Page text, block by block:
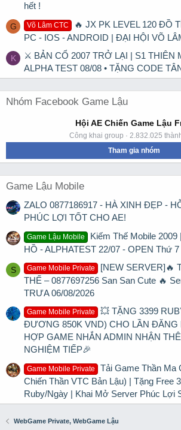
hết !
G Võ Lâm CTC
🔥 JX PK LEVEL 120 ĐỒ
PC - IOS - ANDROID | ĐẠI HỘI VÕ
K
⚔ BẢN CỔ 2007 TRỞ LẠI | S1 THIÊN
ALPHA TEST 08/08 • TẶNG CODE
Nhóm Facebook Game Lậu
Hội AE Chiến Game Lậu
Công khai group · 2.832.025
Tham gia nhóm
Game Lậu Mobile
ZALO 0877186917 - HÀ XINH ĐẸP -
PHÚC LỢI TỐT CHO AE!
Game Lậu Mobile
Kiếm Thế Mobile
HỒ - ALPHATEST 22/07 - OPEN Thứ 7
S Game Mobile Private
[NEW SERVER]🔥
THẾ – 0877697256 San San Cute 🔥
TRƯA 06/08/2026
Game Mobile Private
💥 TẶNG 3399
ĐƯƠNG 850K VND) CHO LẦN ĐĂNG
HỢP GAME NHẮN ADMIN NHẬN
NGHIỆM TIẾP🎉
Game Mobile Private
Tải Game Thần Ma
Chiến Thần VTC Bản Lậu) | Tặng Free
Ruby/Ngày | Khai Mở Server Phúc Lợi
WebGame Private, WebGame Lậu